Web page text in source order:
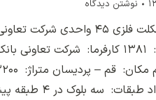
نوشتن دیدگاه
اجرای اسکلت فلزی ۴۵ واحدی شرکت
ملی سال: ۱۳۸۱ کارفرما: شرکت تعاونی
مربع تعداد طبقات: سه